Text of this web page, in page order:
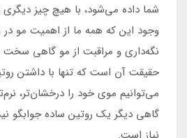
شما داده می‌شود، با هیچ چیز
وجود این که همه ما از اهمیت مو در
نگه‌داری و مراقبت از مو گاهی سخت
حقیقت آن است که تنها با داشتن
می‌توانیم موی خود را درخشان‌تر،
گاهی دیگر یک روتین ساده جوابگو